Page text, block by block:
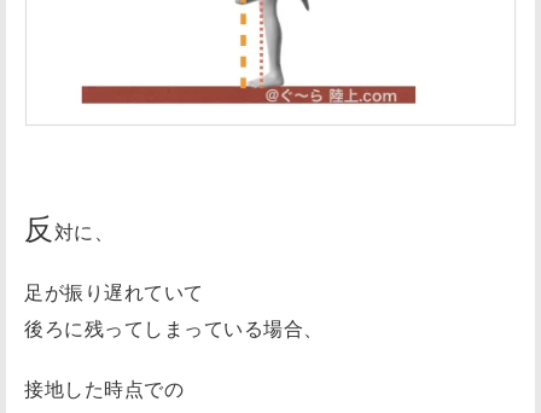
反 対に、
足が振り遅れていて
後ろに残ってしまっている場合、
接地した時点での